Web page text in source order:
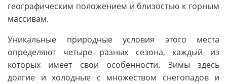
географическим положением и близостью к горным
массивам.
Уникальные природные условия этого места
определяют четыре разных сезона, каждый из
которых имеет свои особенности. Зимы здесь
долгие и холодные с множеством снегопадов и